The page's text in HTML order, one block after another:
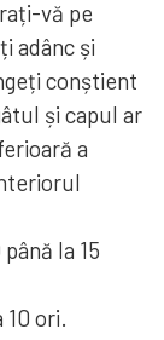
vă pe
adânc și
conștient
și capul ar
a
la 15
10 ori.